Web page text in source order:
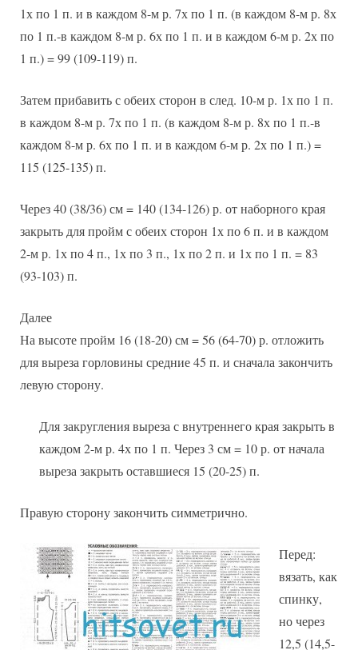
1х по 1 п. и в каждом 8-м р. 7х по 1 п. (в каждом 8-м р. 8х
по 1 п.-в каждом 8-м р. 6х по 1 п. и в каждом 6-м р. 2х по
1 п.) = 99 (109-119) п.
Затем прибавить с обеих сторон в след. 10-м р. 1х по 1 п.
в каждом 8-м р. 7х по 1 п. (в каждом 8-м р. 8х по 1 п.-в
каждом 8-м р. 6х по 1 п. и в каждом 6-м р. 2х по 1 п.) =
115 (125-135) п.
Через 40 (38/36) см = 140 (134-126) р. от наборного края
закрыть для пройм с обеих сторон 1х по 6 п. и в каждом
2-м р. 1х по 4 п., 1х по 3 п., 1х по 2 п. и 1х по 1 п. = 83
(93-103) п.
Далее
На высоте пройм 16 (18-20) см = 56 (64-70) р. отложить
для выреза горловины средние 45 п. и сначала закончить
левую сторону.
Для закругления выреза с внутреннего края закрыть в
каждом 2-м р. 4х по 1 п. Через 3 см = 10 р. от начала
выреза закрыть оставшиеся 15 (20-25) п.
Правую сторону закончить симметрично.
Перед:
вязать, как
спинку,
но через
12,5 (14,5-